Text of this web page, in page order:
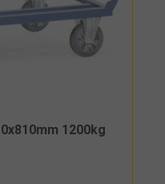
1200kg